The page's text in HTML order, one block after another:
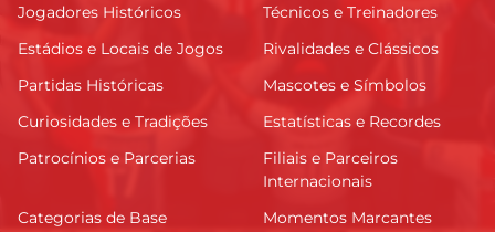
Jogadores Históricos
Técnicos e Treinadores
Estádios e Locais de Jogos
Rivalidades e Clássicos
Partidas Históricas
Mascotes e Símbolos
Curiosidades e Tradições
Estatísticas e Recordes
Patrocínios e Parcerias
Filiais e Parceiros
Internacionais
Categorias de Base
Momentos Marcantes